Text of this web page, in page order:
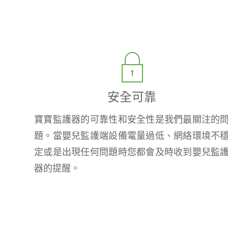
安全可靠
寶寶監護器的可靠性和安全性是我們最關注的問
題。當嬰兒監護端設備電量過低、網絡環境不
定或是出現任何問題時您都會及時收到嬰兒監
器的提醒。